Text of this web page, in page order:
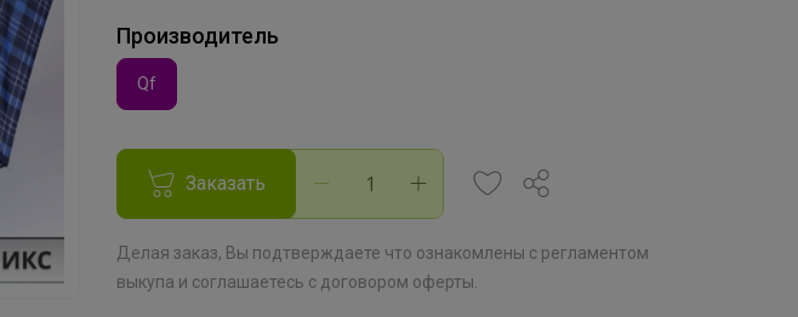
Производитель
Qf
Заказать
Делая заказ, Вы подтверждаете что ознакомлены с регламентом
выкупа и соглашаетесь с договором оферты